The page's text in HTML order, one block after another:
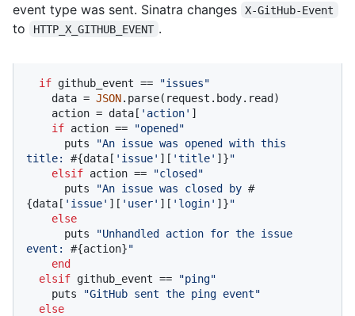
event type was sent. Sinatra changes
X-GitHub-Event
to HTTP_X_GITHUB_EVENT .
if github_event ==
"issues"
    data =
JSON.parse(request.body.read)
    action = data[
'action' ]
if action ==
"opened"
      puts
"An issue was opened with this
title: #{data[ 'issue' ][ 'title' ]}"
elsif action ==
"closed"
      puts
"An issue was closed by #
{data[ 'issue' ][ 'user' ][ 'login' ]}"
else
      puts
"Unhandled action for the issue
event: #{action}"
end
elsif github_event ==
"ping"
    puts
"GitHub sent the ping event"
else